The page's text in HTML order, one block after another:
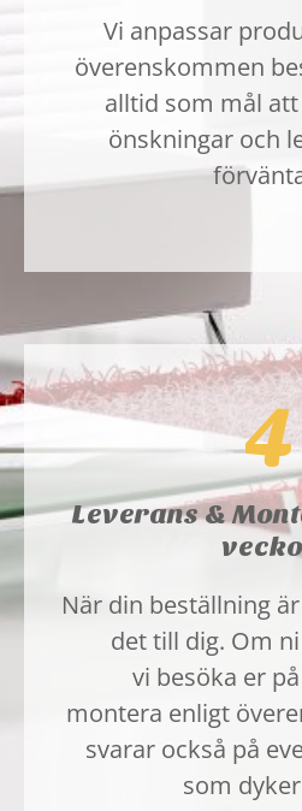
Vi anpassar
överenskommen
alltid som mål
önskningar och
4
Leverans &
När din beställning
det till dig. Om
vi besöka er
montera enligt
svarar också på
som